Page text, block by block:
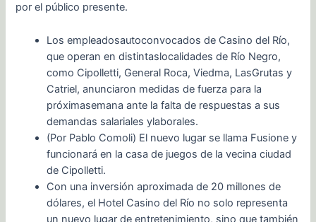
por el público presente.
Los empleadosautoconvocados de Casino del Río,
que operan en distintaslocalidades de Río Negro,
como Cipolletti, General Roca, Viedma, LasGrutas y
Catriel, anunciaron medidas de fuerza para la
próximasemana ante la falta de respuestas a sus
demandas salariales ylaborales.
(Por Pablo Comoli) El nuevo lugar se llama Fusione y
funcionará en la casa de juegos de la vecina ciudad
de Cipolletti.
Con una inversión aproximada de 20 millones de
dólares, el Hotel Casino del Río no solo representa
un nuevo lugar de entretenimiento, sino que también